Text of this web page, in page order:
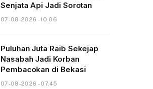
Senjata Api Jadi Sorotan
07-08-2026 - 10.06
Puluhan Juta Raib Sekejap
Nasabah Jadi Korban
Pembacokan di Bekasi
07-08-2026 - 07.45